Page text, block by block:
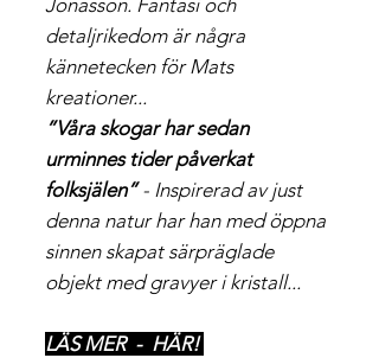
Jonasson. Fantasi och
detaljrikedom är några
kännetecken för Mats
kreationer...
”Våra skogar har sedan
urminnes tider påverkat
folksjälen”- Inspirerad av just
denna natur har han med öppna
sinnen skapat särpräglade
objekt med gravyer i kristall...
LÄS MER - HÄR!